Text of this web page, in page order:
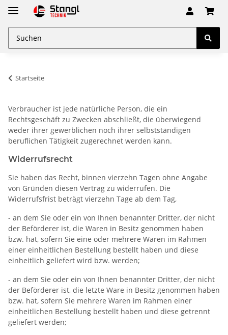
Startseite
Verbraucher ist jede natürliche Person, die ein
Rechtsgeschäft zu Zwecken abschließt, die überwiegend
weder ihrer gewerblichen noch ihrer selbstständigen
beruflichen Tätigkeit zugerechnet werden kann.
Widerrufsrecht
Sie haben das Recht, binnen vierzehn Tagen ohne Angabe
von Gründen diesen Vertrag zu widerrufen. Die
Widerrufsfrist beträgt vierzehn Tage ab dem Tag,
- an dem Sie oder ein von Ihnen benannter Dritter, der nicht
der Beförderer ist, die Waren in Besitz genommen haben
bzw. hat, sofern Sie eine oder mehrere Waren im Rahmen
einer einheitlichen Bestellung bestellt haben und diese
einheitlich geliefert wird bzw. werden;
- an dem Sie oder ein von Ihnen benannter Dritter, der nicht
der Beförderer ist, die letzte Ware in Besitz genommen haben
bzw. hat, sofern Sie mehrere Waren im Rahmen einer
einheitlichen Bestellung bestellt haben und diese getrennt
geliefert werden;